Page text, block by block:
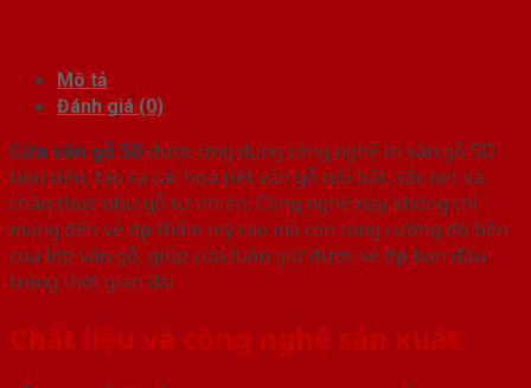
Mô tả
Đánh giá (0)
Cửa vân gỗ 5D được ứng dụng công nghệ in vân gỗ 5D
tiên tiến, tạo ra các họa tiết vân gỗ nổi bật, sắc nét và
chân thực như gỗ tự nhiên. Công nghệ này không chỉ
mang đến vẻ đẹp thẩm mỹ cao mà còn tăng cường độ bền
của lớp vân gỗ, giúp cửa luôn giữ được vẻ đẹp ban đầu
trong thời gian dài.
Chất liệu và công nghệ sản xuất